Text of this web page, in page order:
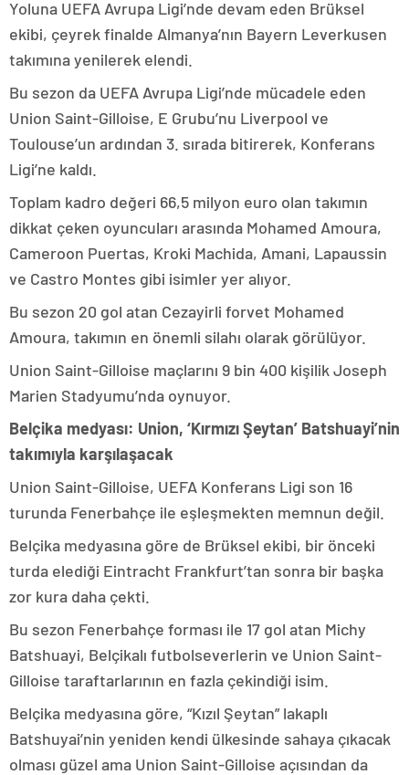
Yoluna UEFA Avrupa Ligi’nde devam eden Brüksel
ekibi, çeyrek finalde Almanya’nın Bayern Leverkusen
takımına yenilerek elendi.
Bu sezon da UEFA Avrupa Ligi’nde mücadele eden
Union Saint-Gilloise, E Grubu’nu Liverpool ve
Toulouse’un ardından 3. sırada bitirerek, Konferans
Ligi’ne kaldı.
Toplam kadro değeri 66,5 milyon euro olan takımın
dikkat çeken oyuncuları arasında Mohamed Amoura,
Cameroon Puertas, Kroki Machida, Amani, Lapaussin
ve Castro Montes gibi isimler yer alıyor.
Bu sezon 20 gol atan Cezayirli forvet Mohamed
Amoura, takımın en önemli silahı olarak görülüyor.
Union Saint-Gilloise maçlarını 9 bin 400 kişilik Joseph
Marien Stadyumu’nda oynuyor.
Belçika medyası: Union, ‘Kırmızı Şeytan’ Batshuayi’nin
takımıyla karşılaşacak
Union Saint-Gilloise, UEFA Konferans Ligi son 16
turunda Fenerbahçe ile eşleşmekten memnun değil.
Belçika medyasına göre de Brüksel ekibi, bir önceki
turda elediği Eintracht Frankfurt’tan sonra bir başka
zor kura daha çekti.
Bu sezon Fenerbahçe forması ile 17 gol atan Michy
Batshuayi, Belçikalı futbolseverlerin ve Union Saint-
Gilloise taraftarlarının en fazla çekindiği isim.
Belçika medyasına göre, “Kızıl Şeytan” lakaplı
Batshuyai’nin yeniden kendi ülkesinde sahaya çıkacak
olması güzel ama Union Saint-Gilloise açısından da